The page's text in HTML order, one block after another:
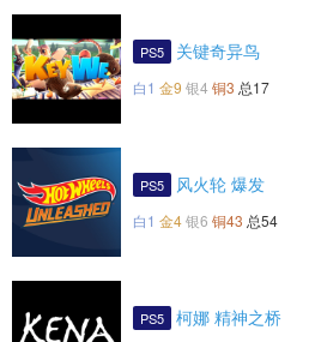
PS5 关键奇异鸟
白1 金9 银4 铜3 总17
PS5 风火轮 爆发
白1 金4银6 铜43 总54
PS5 柯娜 精神之桥